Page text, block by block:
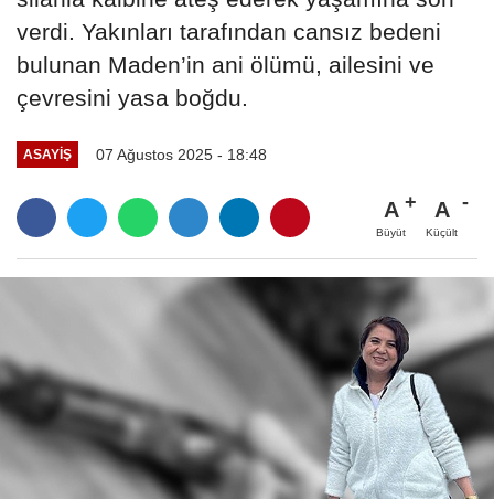
verdi. Yakınları tarafından cansız bedeni
bulunan Maden’in ani ölümü, ailesini ve
çevresini yasa boğdu.
ASAYIŞ 07 Ağustos 2025 - 18:48
A
Büyüt
A
Küçült